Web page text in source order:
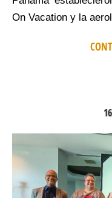
On Vacation y la
16